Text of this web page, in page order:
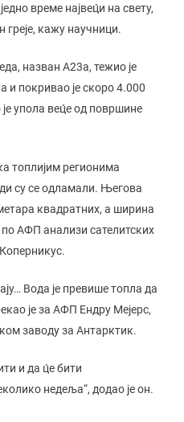
време највец́и на свету,
греје, кажу научници.
назван А23а, тежио је
и покривао је скоро 4.000
упола вец́е од површине
топлијим регионима
су се одламали. Његова
квадратних, а ширина
АФП анализи сателитских
Вода је превише топла да
је за АФП Ендру Мејерс,
заводу за Антарктик.
и да ц́е бити
недеља“, додао је он.